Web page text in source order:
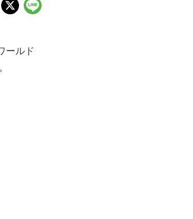
ールド